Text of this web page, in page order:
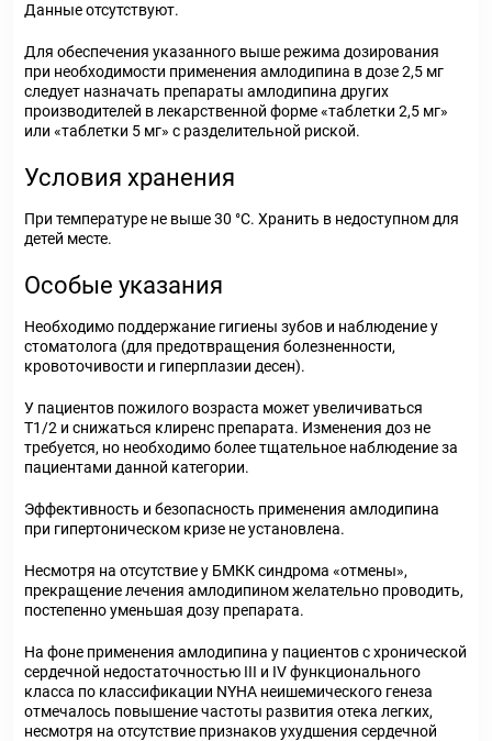
Данные отсутствуют.
Для обеспечения указанного выше режима дозирования
при необходимости применения амлодипина в дозе 2,5 мг
следует назначать препараты амлодипина других
производителей в лекарственной форме «таблетки 2,5 мг»
или «таблетки 5 мг» с разделительной риской.
Условия хранения
При температуре не выше 30 °С. Хранить в недоступном для
детей месте.
Особые указания
Необходимо поддержание гигиены зубов и наблюдение у
стоматолога (для предотвращения болезненности,
кровоточивости и гиперплазии десен).
У пациентов пожилого возраста может увеличиваться
Т1/2 и снижаться клиренс препарата. Изменения доз не
требуется, но необходимо более тщательное наблюдение за
пациентами данной категории.
Эффективность и безопасность применения амлодипина
при гипертоническом кризе не установлена.
Несмотря на отсутствие у БМКК синдрома «отмены»,
прекращение лечения амлодипином желательно проводить,
постепенно уменьшая дозу препарата.
На фоне применения амлодипина у пациентов с хронической
сердечной недостаточностью III и IV функционального
класса по классификации NYHA неишемического генеза
отмечалось повышение частоты развития отека легких,
несмотря на отсутствие признаков ухудшения сердечной